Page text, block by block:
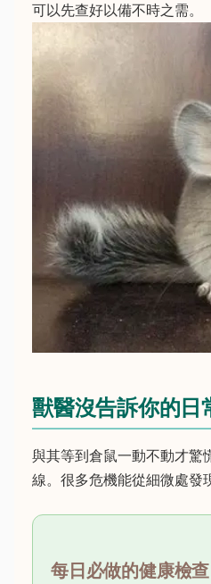
可以先查好以備不時之需。
獸醫沒告訴你的日
與其等到倉鼠一動不動才驚
線。很多危機能從細微處發
每日必做的健康檢查